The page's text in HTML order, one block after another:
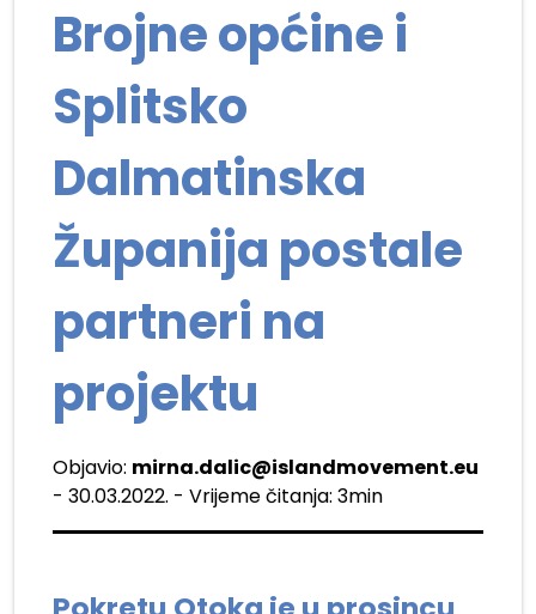
Brojne općine i
Splitsko
Dalmatinska
Županija postale
partneri na
projektu
Objavio: mirna.dalic@islandmovement.eu
- 30.03.2022. - Vrijeme čitanja: 3min